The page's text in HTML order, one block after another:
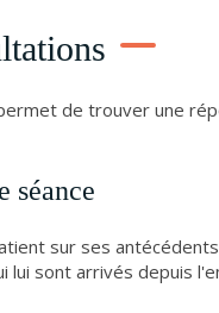
de trouver une
séance
sur ses
sont arrivés depuis